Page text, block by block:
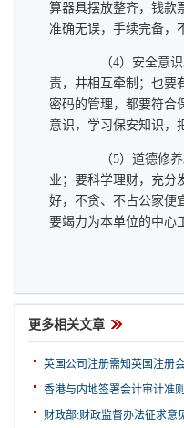
算器具摆放整齐，钱款
准确无误，手续完备，
（4）安全意识
责，井相互牵制；也要
密码的管理，都要符合
意识，学习保安知识，
（5）道德修养
业；要科学理财，充分
好，不贪、不占公家便
要竭力为本单位的中心
更多相关文章
英国公司注册需知英国注册
香港与内地签署会计审计准则
财政部:财政监督办法征求意